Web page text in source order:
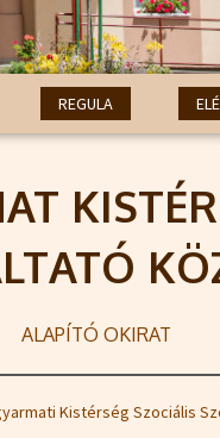
REGULA
ALAPÍTÓ OKIRAT
Kistérség Szociális